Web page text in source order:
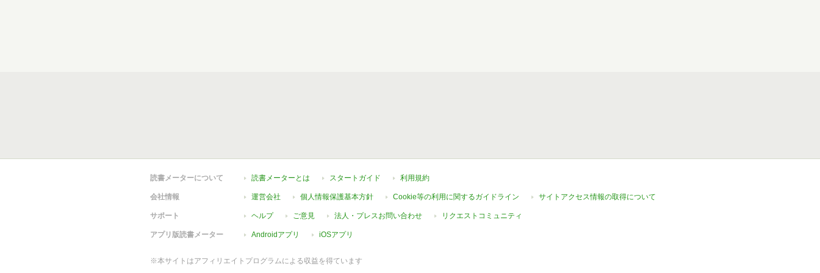
読書メーターについて 読書メーターとは スタートガイド 利用規約
会社情報 運営会社 個人情報保護基本方針 Cookie等の利用に関するガイドライン サイトアクセス情報の取得について
サポート ヘルプ ご意見 法人・プレスお問い合わせ リクエストコミュニティ
アプリ版読書メーター Androidアプリ iOSアプリ
※本サイトはアフィリエイトプログラムによる収益を得ています